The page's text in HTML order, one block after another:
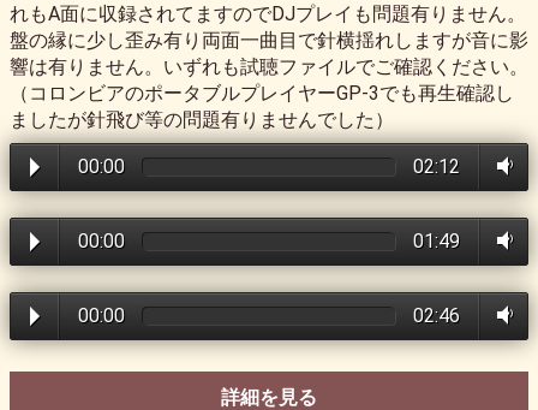
れもA面に収録されてますのでDJプレイも問題有りません。
盤の縁に少し歪み有り両面一曲目で針横揺れしますが音に影
響は有りません。いずれも試聴ファイルでご確認ください。
（コロンビアのポータブルプレイヤーGP-3でも再生確認し
ましたが針飛び等の問題有りませんでした）
00:00 02:12
00:00 01:49
00:00 02:46
詳細を見る